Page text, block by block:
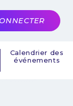
Calendrier des
événements